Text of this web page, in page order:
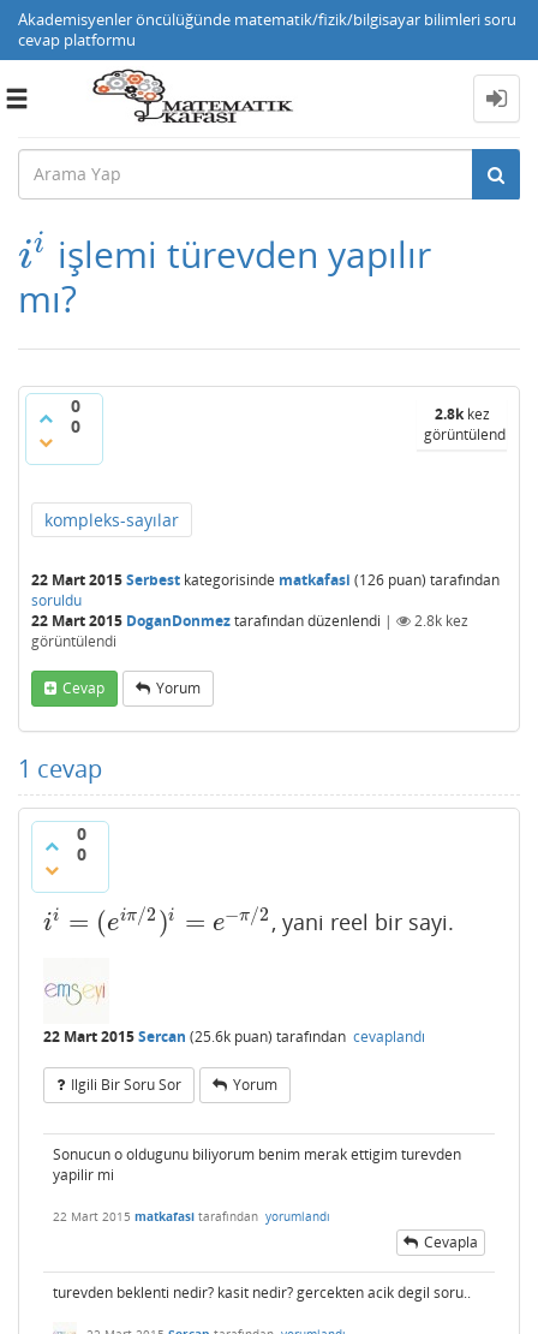
Akademisyenler öncülüğünde matematik/fizik/bilgisayar bilimleri soru
cevap platformu
Toggle
ii
ii işlemi türevden yapılır
mı?
0
0
2.8kkez
görüntülendi
kompleks-sayılar
22 Mart 2015Serbest kategorisinde matkafasi (126 puan) tarafından
soruldu
22 Mart 2015 DoganDonmeztarafındandüzenlendi | 2.8k kez
görüntülendi
Cevap Yorum
1 cevap
0
0
ii = (eiπ/2 )i = e−π/2
ii= (ei π/2)i=e− π/2 , yani reel bir sayi.
22 Mart 2015Sercan (25.6k puan) tarafından cevaplandı
Ilgili Bir Soru Sor Yorum
Sonucun o oldugunu biliyorum benim merak ettigim turevden
yapilir mi
22 Mart 2015 matkafasi tarafından yorumlandı
Cevapla
turevden beklenti nedir? kasit nedir? gercekten acik degil soru..